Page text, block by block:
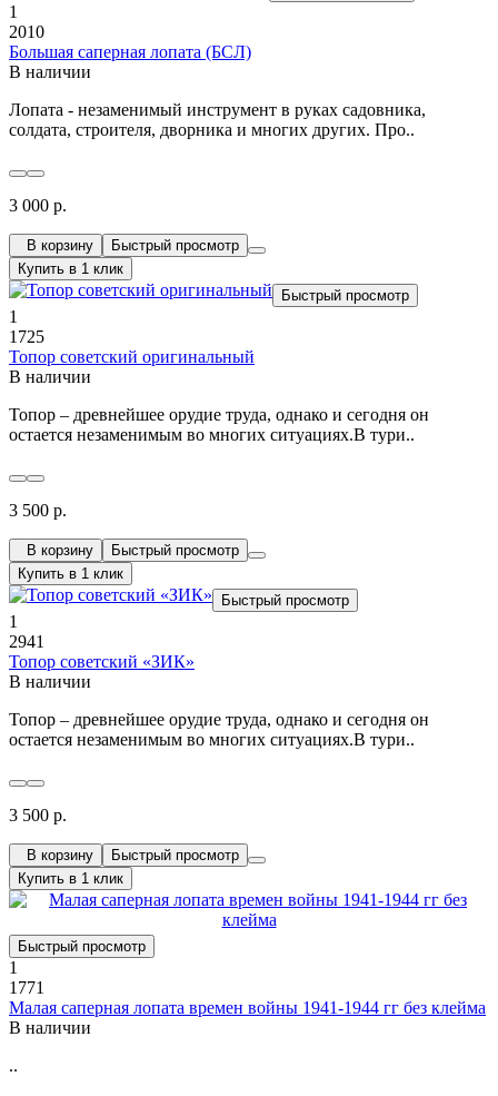
1
2010
Большая саперная лопата (БСЛ)
В наличии
Лопата - незаменимый инструмент в руках садовника,
солдата, строителя, дворника и многих других. Про..
3 000 р.
В корзину
Быстрый просмотр
Купить в 1 клик
Быстрый просмотр
1
1725
Топор советский оригинальный
В наличии
Топор – древнейшее орудие труда, однако и сегодня он
остается незаменимым во многих ситуациях.В тури..
3 500 р.
В корзину
Быстрый просмотр
Купить в 1 клик
Быстрый просмотр
1
2941
Топор советский «ЗИК»
В наличии
Топор – древнейшее орудие труда, однако и сегодня он
остается незаменимым во многих ситуациях.В тури..
3 500 р.
В корзину
Быстрый просмотр
Купить в 1 клик
Быстрый просмотр
1
1771
Малая саперная лопата времен войны 1941-1944 гг без клейма
В наличии
..